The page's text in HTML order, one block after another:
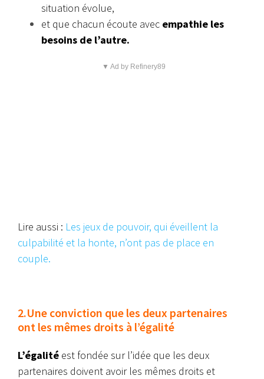
situation évolue,
et que chacun écoute avec empathie les
besoins de l’autre.
▼ Ad by Refinery89
Lire aussi : Les jeux de pouvoir, qui éveillent la
culpabilité et la honte, n’ont pas de place en
couple.
2.Une conviction que les deux partenaires
ont les mêmes droits à l’égalité
L’égalité est fondée sur l’idée que les deux
partenaires doivent avoir les mêmes droits et